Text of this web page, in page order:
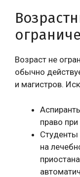
Возраст не
обычно
и магистров.
право
Студенты
на